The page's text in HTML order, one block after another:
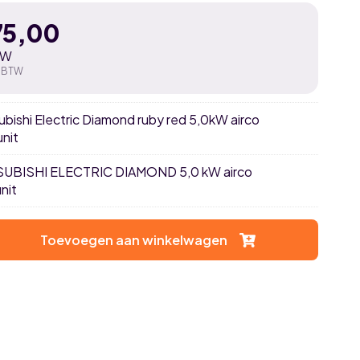
Electric Diamond ruby red 5,0kW airco
ELECTRIC DIAMOND 5,0 kW airco
Toevoegen aan winkelwagen